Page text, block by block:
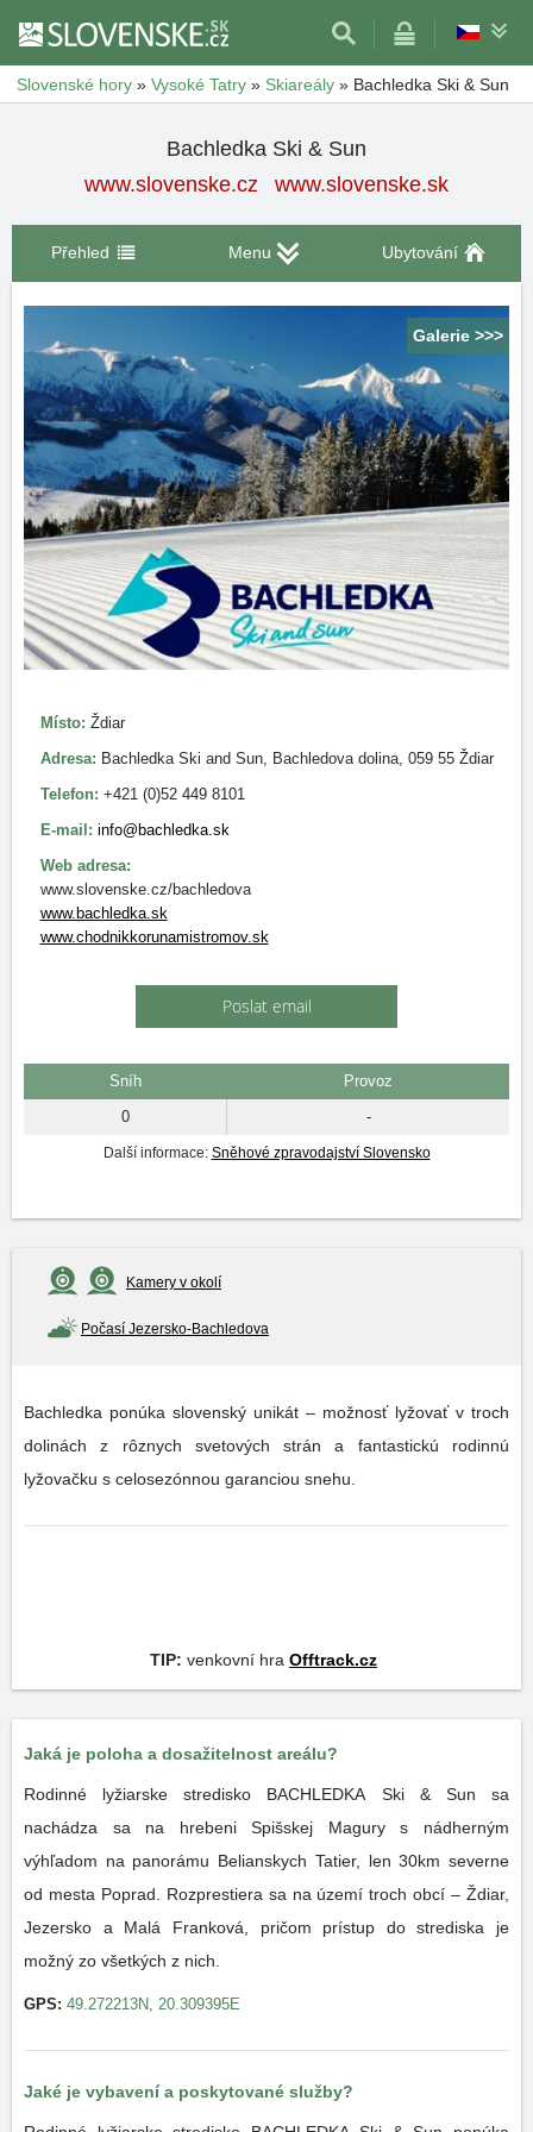
Slovenské hory » Vysoké Tatry » Skiareály » Bachledka Ski & Sun
Bachledka Ski & Sun
www.slovenske.cz
www.slovenske.sk
Přehled Menu Ubytování
Galerie >>>
Místo: Ždiar
Adresa: Bachledka Ski and Sun, Bachledova dolina, 059 55 Ždiar
Telefon: +421 (0)52 449 8101
E-mail: info@bachledka.sk
Web adresa:
www.slovenske.cz/bachledova
www.bachledka.sk
www.chodnikkorunamistromov.sk
Poslat email
Sníh
Provoz
0
-
Další informace: Sněhové zpravodajství Slovensko
Kamery v okolí
Počasí Jezersko-Bachledova
Bachledka ponúka slovenský unikát – možnosť lyžovať v troch
dolinách z rôznych svetových strán a fantastickú rodinnú
lyžovačku s celosezónnou garanciou snehu.
TIP: venkovní hra Offtrack.cz
Jaká je poloha a dosažitelnost areálu?
Rodinné lyžiarske stredisko BACHLEDKA Ski & Sun sa
nachádza sa na hrebeni Spišskej Magury s nádherným
výhľadom na panorámu Belianskych Tatier, len 30km severne
od mesta Poprad. Rozprestiera sa na území troch obcí – Ždiar,
Jezersko a Malá Franková, pričom prístup do strediska je
možný zo všetkých z nich.
GPS: 49.272213N, 20.309395E
Jaké je vybavení a poskytované služby?